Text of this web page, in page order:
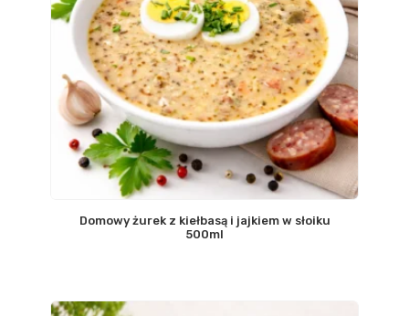
Domowy żurek z kiełbasą i jajkiem w słoiku
500ml